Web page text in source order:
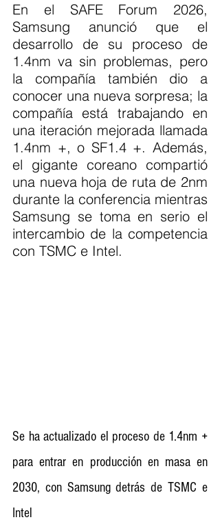
En el SAFE Forum 2026,
Samsung anunció que el
desarrollo de su proceso de
1.4nm va sin problemas, pero
la compañía también dio a
conocer una nueva sorpresa; la
compañía está trabajando en
una iteración mejorada llamada
1.4nm +, o SF1.4 +. Además,
el gigante coreano compartió
una nueva hoja de ruta de 2nm
durante la conferencia mientras
Samsung se toma en serio el
intercambio de la competencia
con TSMC e Intel.
Se ha actualizado el proceso de 1.4nm +
para entrar en producción en masa en
2030, con Samsung detrás de TSMC e
Intel